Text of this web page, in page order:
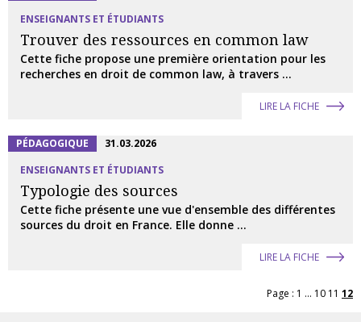
ENSEIGNANTS ET ÉTUDIANTS
Trouver des ressources en common law
Cette fiche propose une première orientation pour les
recherches en droit de common law, à travers ...
LIRE LA FICHE
PÉDAGOGIQUE
31.03.2026
ENSEIGNANTS ET ÉTUDIANTS
Typologie des sources
Cette fiche présente une vue d'ensemble des différentes
sources du droit en France. Elle donne ...
LIRE LA FICHE
Page : 1 ... 10 11 12